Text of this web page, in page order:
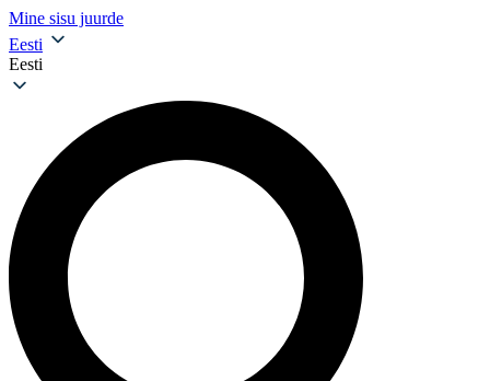
Mine sisu juurde
Eesti
Eesti